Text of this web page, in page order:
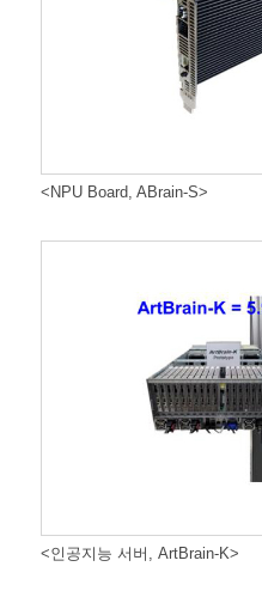
<NPU Board, ABrain-S>
<인공지능 서버, ArtBrain-K>